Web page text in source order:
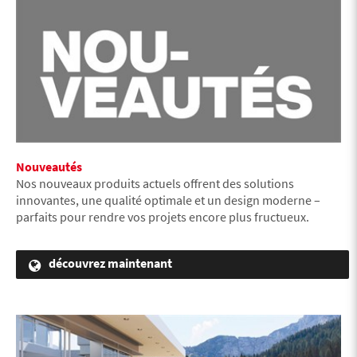
Nouveautés
Nos nouveaux produits actuels offrent des solutions
innovantes, une qualité optimale et un design moderne –
parfaits pour rendre vos projets encore plus fructueux.
découvrez maintenant